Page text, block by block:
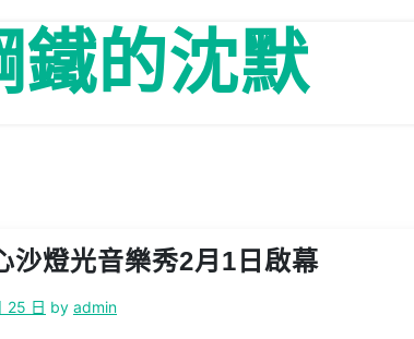
鐵的沈默
沙燈光音樂秀2月1日啟幕
25 日 by admin